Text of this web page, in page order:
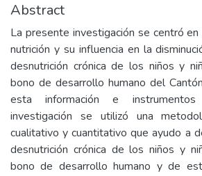
Abstract
La presente investigación se centró
nutrición y su influencia en la
desnutrición crónica de los niños y
bono de desarrollo humano del
esta información e
investigación se utilizó una
cualitativo y cuantitativo que ayudo a
desnutrición crónica de los niños y
bono de desarrollo humano y de